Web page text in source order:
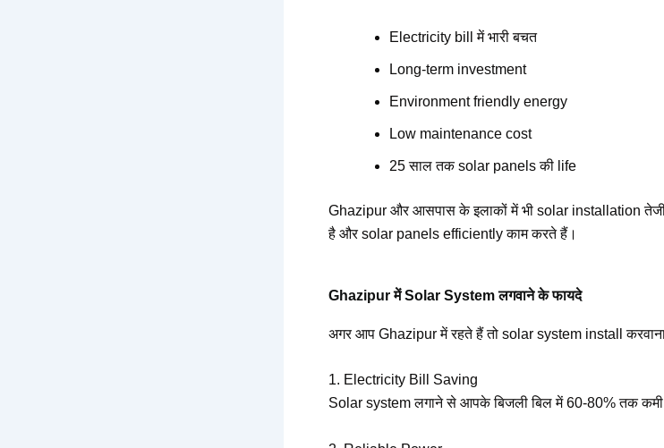
Electricity bill में भारी बचत
Long-term investment
Environment friendly energy
Low maintenance cost
25 साल तक solar panels की life
Ghazipur और आसपास के इलाकों में भी solar installation तेजी
है और solar panels efficiently काम करते हैं।
Ghazipur में Solar System लगवाने के फायदे
अगर आप Ghazipur में रहते हैं तो solar system install करवाना
1. Electricity Bill Saving
Solar system लगाने से आपके बिजली बिल में 60-80% तक